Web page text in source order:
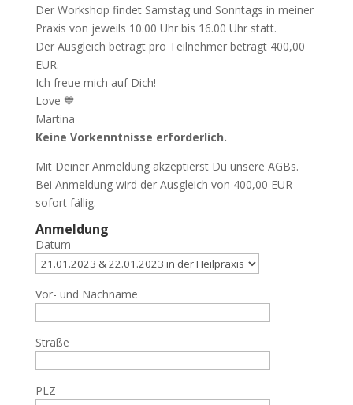
Der Workshop findet Samstag und Sonntags in meiner
Praxis von jeweils 10.00 Uhr bis 16.00 Uhr statt.
Der Ausgleich beträgt pro Teilnehmer beträgt 400,00
EUR.
Ich freue mich auf Dich!
Love 💙
Martina
Keine Vorkenntnisse erforderlich.
Mit Deiner Anmeldung akzeptierst Du unsere AGBs.
Bei Anmeldung wird der Ausgleich von 400,00 EUR
sofort fällig.
Anmeldung
Datum
Vor- und Nachname
Straße
PLZ